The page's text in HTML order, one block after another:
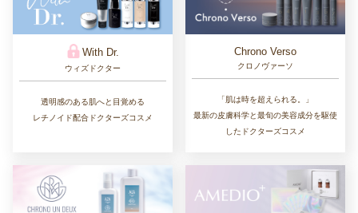
With Dr.
ウィズドクター
透明感のある肌へと目覚める
レチノイド配合ドクターズコスメ
Chrono Verso
クロノヴァーソ
「肌は時を超えられる。」
最新の皮膚科学と最旬の美容成分を駆使
したドクターズコスメ